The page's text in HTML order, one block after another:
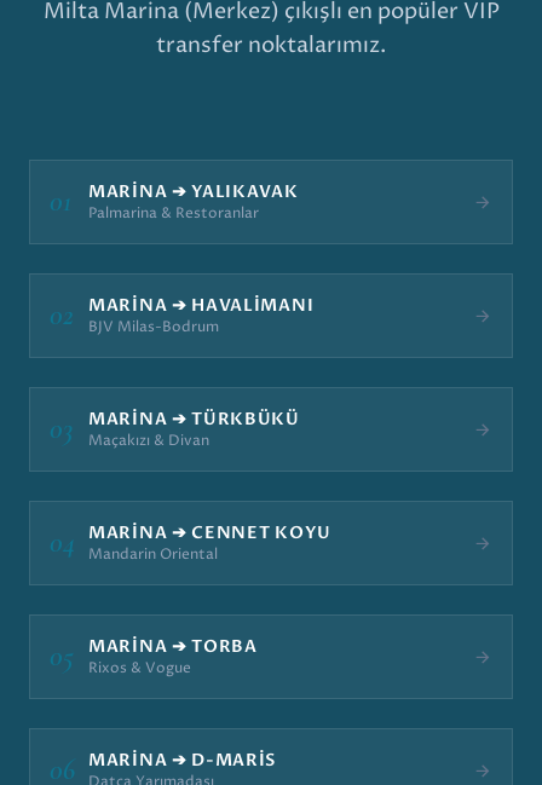
Milta Marina (Merkez) çıkışlı en popüler VIP
transfer noktalarımız.
01 MARINA ➔ YALIKAVAK
Palmarina & Restoranlar
02 MARINA ➔ HAVALIMANI
BJV Milas-Bodrum
03 MARINA ➔ TÜRKBÜKÜ
Maçakızı & Divan
04 MARINA ➔ CENNET KOYU
Mandarin Oriental
05 MARINA ➔ TORBA
Rixos & Vogue
06 MARINA ➔ D-MARIS